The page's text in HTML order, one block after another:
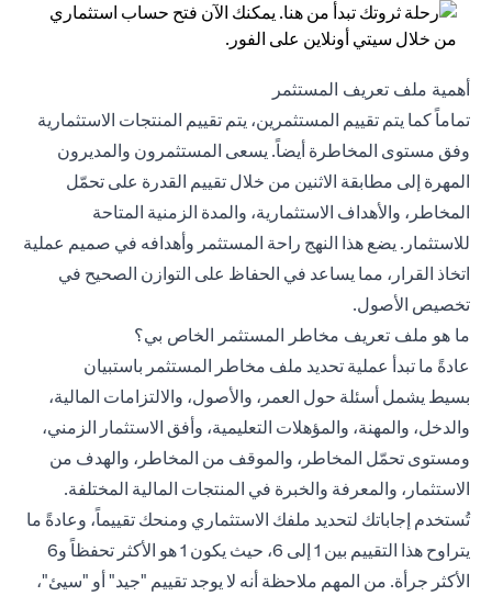
أهمية ملف تعريف المستثمر
تماماً كما يتم تقييم المستثمرين، يتم تقييم المنتجات الاستثمارية
وفق مستوى المخاطرة أيضاً. يسعى المستثمرون والمديرون
المهرة إلى مطابقة الاثنين من خلال تقييم القدرة على تحمّل
المخاطر، والأهداف الاستثمارية، والمدة الزمنية المتاحة
للاستثمار. يضع هذا النهج راحة المستثمر وأهدافه في صميم عملية
اتخاذ القرار، مما يساعد في الحفاظ على التوازن الصحيح في
تخصيص الأصول.
ما هو ملف تعريف مخاطر المستثمر الخاص بي؟
عادةً ما تبدأ عملية تحديد ملف مخاطر المستثمر باستبيان
بسيط يشمل أسئلة حول العمر، والأصول، والالتزامات المالية،
والدخل، والمهنة، والمؤهلات التعليمية، وأفق الاستثمار الزمني،
ومستوى تحمّل المخاطر، والموقف من المخاطر، والهدف من
الاستثمار، والمعرفة والخبرة في المنتجات المالية المختلفة.
تُستخدم إجاباتك لتحديد ملفك الاستثماري ومنحك تقييماً، وعادةً ما
يتراوح هذا التقييم بين 1 إلى 6، حيث يكون 1 هو الأكثر تحفظاً و6
الأكثر جرأة. من المهم ملاحظة أنه لا يوجد تقييم "جيد" أو "سيئ"،